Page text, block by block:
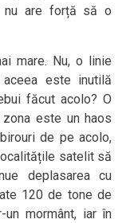
nu are forță să o
mare. Nu, o linie
este inutilă
făcut acolo? O
este un haos
de pe acolo,
satelit să
deplasarea cu
120 de tone de
mormânt, iar în